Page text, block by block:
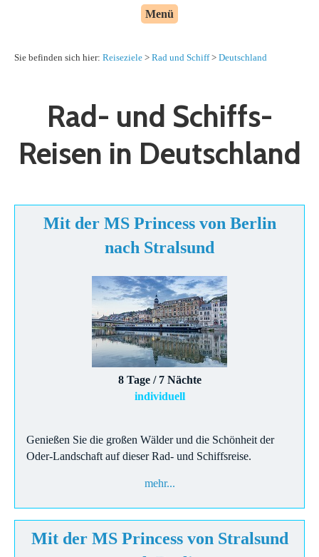
Menü
Sie befinden sich hier: Reiseziele > Rad und Schiff> Deutschland
Rad- und Schiffs-
Reisen in Deutschland
Mit der MS Princess von Berlin
nach Stralsund
8 Tage / 7 Nächte
individuell
Genießen Sie die großen Wälder und die Schönheit der
Oder-Landschaft auf dieser Rad- und Schiffsreise.
mehr...
Mit der MS Princess von Stralsund